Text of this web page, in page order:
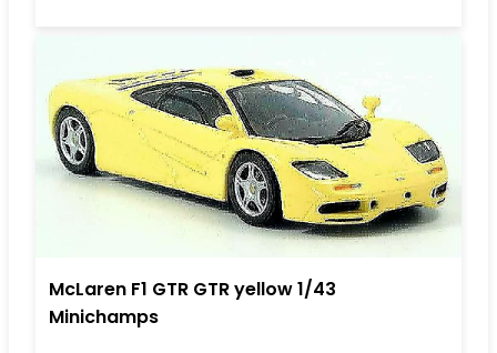
McLaren F1 GTR GTR yellow 1/43
Minichamps